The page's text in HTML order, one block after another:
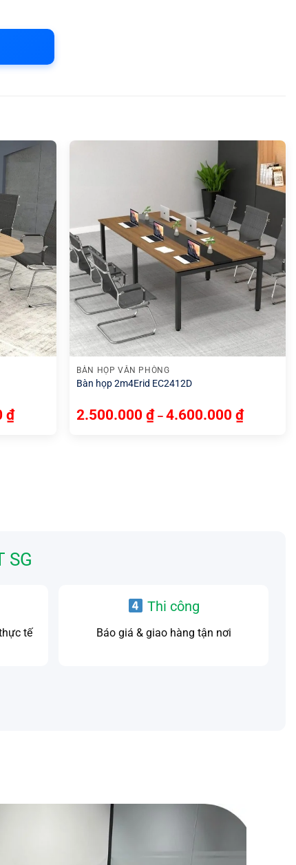
₫
+
BÀN HỌP VĂN PHÒNG
Bàn họp 2m4Erid EC2412D
2.500.000₫ –4.600.000₫
SG
tế
Thi công
Báo giá & giao hàng tận nơi